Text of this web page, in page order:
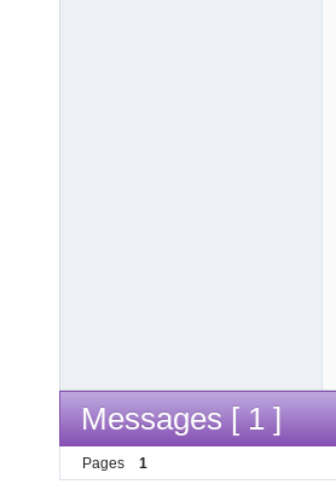
Messages [ 1 ]
Pages 1